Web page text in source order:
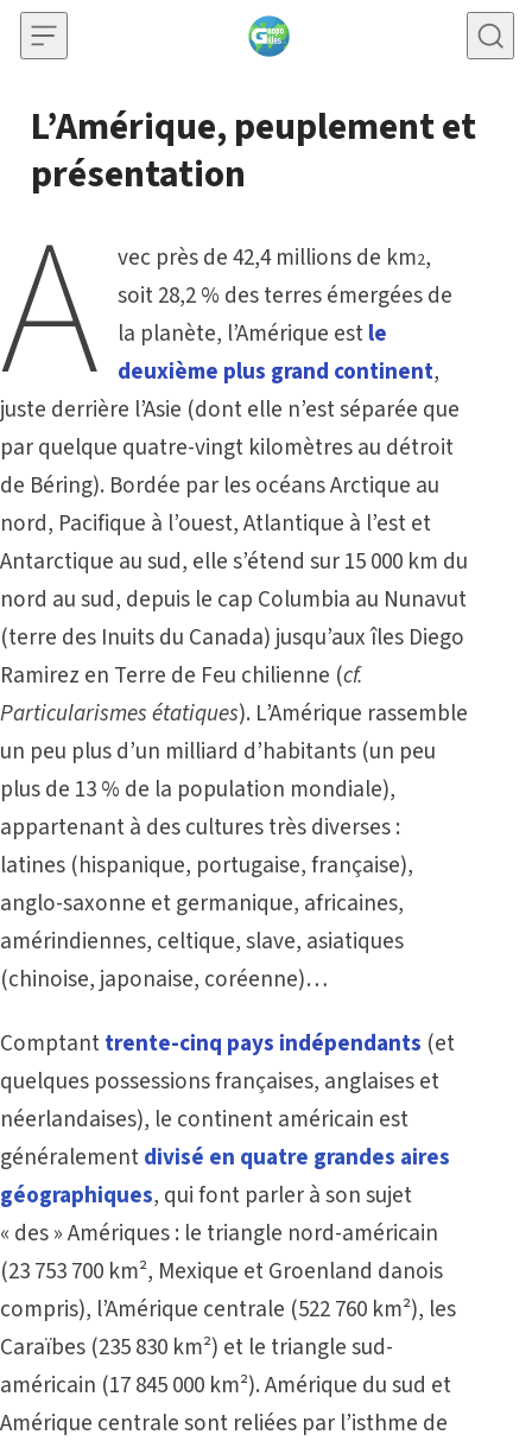
Skip to content
L’Amérique, peuplement et
présentation
A vec près de 42,4 millions de km2,
soit 28,2 % des terres émergées de
la planète, l’Amérique estle
deuxième plus grand continent,
juste derrière l’Asie (dont elle n’est séparée que
par quelque quatre-vingt kilomètres au détroit
de Béring). Bordée par les océans Arctique au
nord, Pacifique à l’ouest, Atlantique à l’est et
Antarctique au sud, elle s’étend sur 15 000 km du
nord au sud, depuis le cap Columbia au Nunavut
(terre des Inuits du Canada) jusqu’aux îles Diego
Ramirez en Terre de Feu chilienne (cf.
Particularismes étatiques). L’Amérique rassemble
un peu plus d’un milliard d’habitants (un peu
plus de 13 % de la population mondiale),
appartenant à des cultures très diverses :
latines (hispanique, portugaise, française),
anglo-saxonne et germanique, africaines,
amérindiennes, celtique, slave, asiatiques
(chinoise, japonaise, coréenne)…
Comptanttrente-cinq pays indépendants (et
quelques possessions françaises, anglaises et
néerlandaises), le continent américain est
généralementdivisé en quatre grandes aires
géographiques, qui font parler à son sujet
« des » Amériques : le triangle nord-américain
(23 753 700 km², Mexique et Groenland danois
compris), l’Amérique centrale (522 760 km²), les
Caraïbes (235 830 km²) et le triangle sud-
américain (17 845 000 km²). Amérique du sud et
Amérique centrale sont reliées par l’isthme de